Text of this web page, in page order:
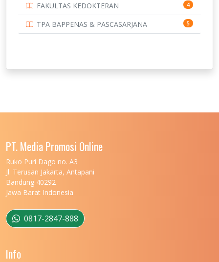
11
159
UNIVERSITAS JEMBER
UNIVERSITAS MALIKUSSALEH
UNIVERSITAS MARITIM RAJA ALI HAJI
UNIVERSITAS MATARAM
UNIVERSITAS MULAWARMAN
UNIVERSITAS MUSAMUS
FAKULTAS KEDOKTERAN 4
TPA BAPPENAS & PASCASARJANA 5
PT. Media Promosi Online
Ruko Puri Dago no. A3
Jl. Terusan Jakarta, Antapani
Bandung 40292
Jawa Barat Indonesia
0817-2847-888
Info